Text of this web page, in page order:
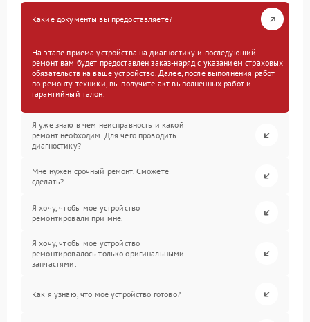
Какие документы вы предоставляете?
На этапе приема устройства на диагностику и последующий
ремонт вам будет предоставлен заказ-наряд с указанием страховых
обязательств на ваше устройство. Далее, после выполнения работ
по ремонту техники, вы получите акт выполненных работ и
гарантийный талон.
Я уже знаю в чем неисправность и какой
ремонт необходим. Для чего проводить
диагностику?
Мне нужен срочный ремонт. Сможете
сделать?
Я хочу, чтобы мое устройство
ремонтировали при мне.
Я хочу, чтобы мое устройство
ремонтировалось только оригинальными
запчастями.
Как я узнаю, что мое устройство готово?